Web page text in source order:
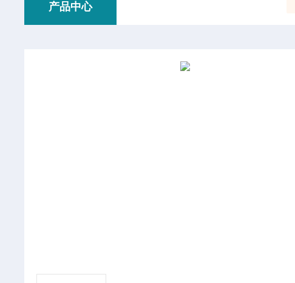
产品中心